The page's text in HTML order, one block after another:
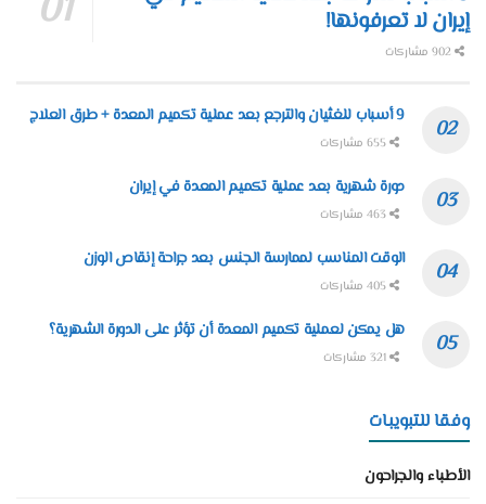
إيران لا تعرفونها!
9 أسباب للغثيان والترجع بعد عملية تكميم المعدة + طرق العلاج
دورة شهرية بعد عملية تكميم المعدة في إيران
الوقت المناسب لممارسة الجنس بعد جراحة إنقاص الوزن
هل يمكن لعملية تكميم المعدة أن تؤثر على الدورة الشهرية؟
وفقا للتبويبات
الأطباء والجراحون